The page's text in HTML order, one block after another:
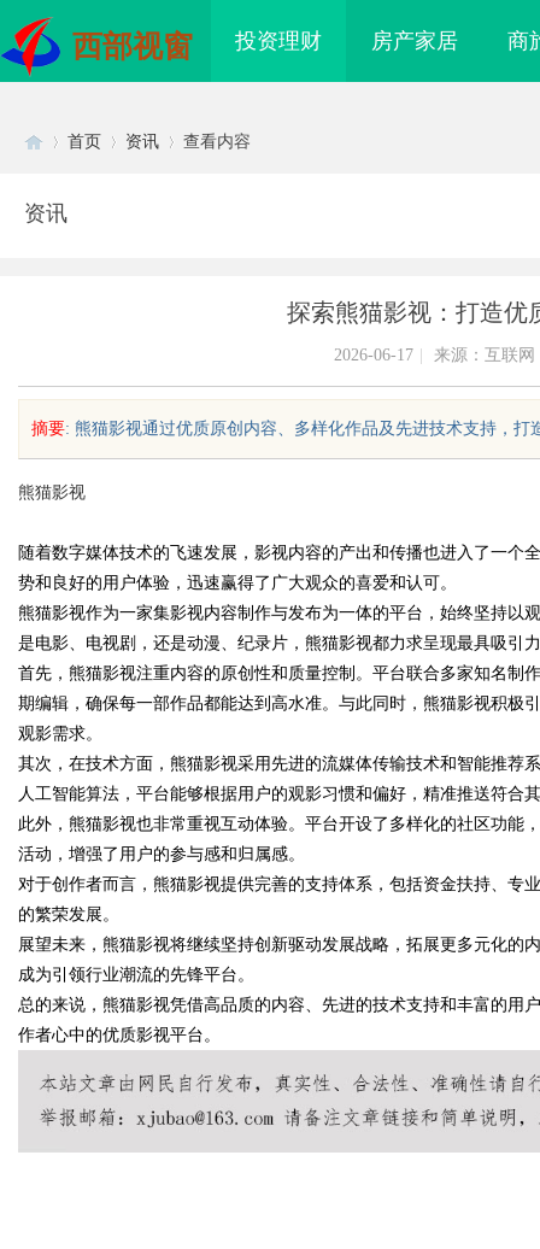
西部视窗 投资理财 房产家居 商
sc
uz
!
首页 资讯 查看内容
资讯
探索熊猫影视：打造优
2026-06-17 来源：互联网
摘要: 熊猫影视通过优质原创内容、多样化作品及先进技术支持，
熊猫影视
随着数字媒体技术的飞速发展，影视内容的产出和传播也进入了一个
势和良好的用户体验，迅速赢得了广大观众的喜爱和认可。
熊猫影视作为一家集影视内容制作与发布为一体的平台，始终坚持以
是电影、电视剧，还是动漫、纪录片，熊猫影视都力求呈现最具吸引
首先，熊猫影视注重内容的原创性和质量控制。平台联合多家知名制
期编辑，确保每一部作品都能达到高水准。与此同时，熊猫影视积极
观影需求。
其次，在技术方面，熊猫影视采用先进的流媒体传输技术和智能推荐
人工智能算法，平台能够根据用户的观影习惯和偏好，精准推送符合
此外，熊猫影视也非常重视互动体验。平台开设了多样化的社区功能
活动，增强了用户的参与感和归属感。
对于创作者而言，熊猫影视提供完善的支持体系，包括资金扶持、专
的繁荣发展。
展望未来，熊猫影视将继续坚持创新驱动发展战略，拓展更多元化的
成为引领行业潮流的先锋平台。
总的来说，熊猫影视凭借高品质的内容、先进的技术支持和丰富的用
作者心中的优质影视平台。